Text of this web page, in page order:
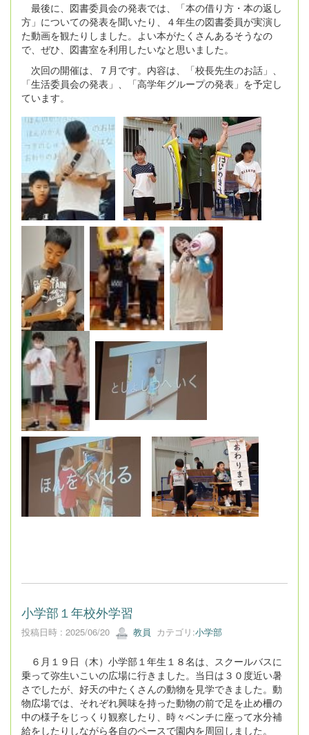
最後に、図書委員会の発表では、「本の借り方・本の返し
方」についての発表を聞いたり、４年生の図書委員が実演し
た動画を観たりしました。よい本がたくさんあるそうなの
で、ぜひ、図書室を利用したいなと思いました。
次回の開催は、７月です。内容は、「校長先生のお話」、
「生活委員会の発表」、「高学年グループの発表」を予定し
ています。
小学部１年校外学習
投稿日時 : 2025/06/20 教員 カテゴリ:小学部
６月１９日（木）小学部１年生１８名は、スクールバスに
乗って弥生いこいの広場に行きました。当日は３０度近い暑
さでしたが、好天の中たくさんの動物を見学できました。動
物広場では、それぞれ興味を持った動物の前で足を止め柵の
中の様子をじっくり観察したり、時々ベンチに座って水分補
給をしたりしながら各自のペースで園内を周回しました。